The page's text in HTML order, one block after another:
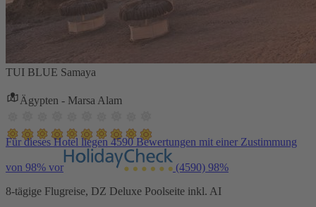
TUI BLUE Samaya
Ägypten - Marsa Alam
Für dieses Hotel liegen 4590 Bewertungen mit einer Zustimmung
von 98% vor (4590) 98%
8-tägige Flugreise, DZ Deluxe Poolseite inkl. AI